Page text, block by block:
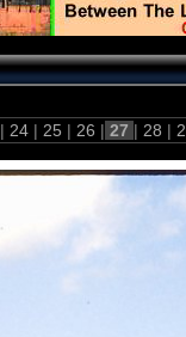
| 24 | 25 | 26 | 27 | 28 |